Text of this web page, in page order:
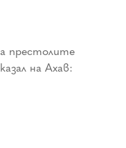
престолите
на Ахав: